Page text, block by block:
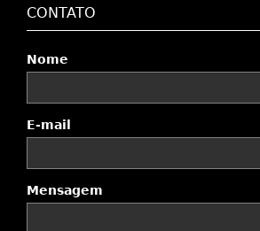
CONTATO
Nome
E-mail
Mensagem